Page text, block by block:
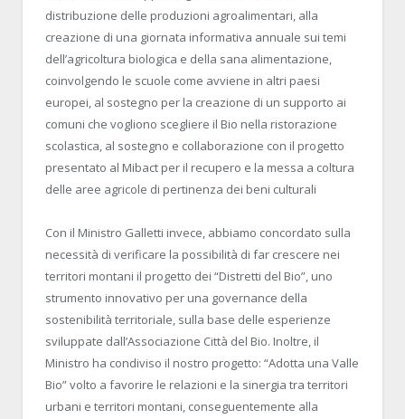
distribuzione delle produzioni agroalimentari, alla
creazione di una giornata informativa annuale sui temi
dell’agricoltura biologica e della sana alimentazione,
coinvolgendo le scuole come avviene in altri paesi
europei, al sostegno per la creazione di un supporto ai
comuni che vogliono scegliere il Bio nella ristorazione
scolastica, al sostegno e collaborazione con il progetto
presentato al Mibact per il recupero e la messa a coltura
delle aree agricole di pertinenza dei beni culturali
Con il Ministro Galletti invece, abbiamo concordato sulla
necessità di verificare la possibilità di far crescere nei
territori montani il progetto dei “Distretti del Bio”, uno
strumento innovativo per una governance della
sostenibilità territoriale, sulla base delle esperienze
sviluppate dall’Associazione Città del Bio. Inoltre, il
Ministro ha condiviso il nostro progetto: “Adotta una Valle
Bio” volto a favorire le relazioni e la sinergia tra territori
urbani e territori montani, conseguentemente alla